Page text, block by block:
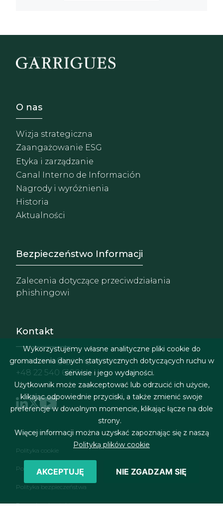
Footer - Sobre Nosotros
O nas
Wizja strategiczna
Zaangażowanie ESG
Etyka i zarządzanie
Canal Interno de Información
Nagrody i wyróżnienia
Historia
Aktualności
Footer - Extranet y
Bezpieczeństwo Informacji
Zalecenia dotyczące przeciwdziałania
phishingowi
Kontakt
warszawa@garrigues.com
+48 22 540 6100
Menu stopki
Nota prawna
Polityka cookie
Polityka prywatności
Polityka bezpieczeństwa
Formularz kontaktowy
Wykorzystujemy własne analityczne pliki cookie do
gromadzenia danych statystycznych dotyczących ruchu w
serwisie i jego wydajności.
Użytkownik może zaakceptować lub odrzucić ich użycie,
klikając odpowiednie przyciski, a także zmienić swoje
preferencje w dowolnym momencie, klikając łącze na dole
strony.
Więcej informacji można uzyskać zapoznając się z naszą
Polityką plików cookie
AKCEPTUJĘ NIE ZGADZAM SIĘ